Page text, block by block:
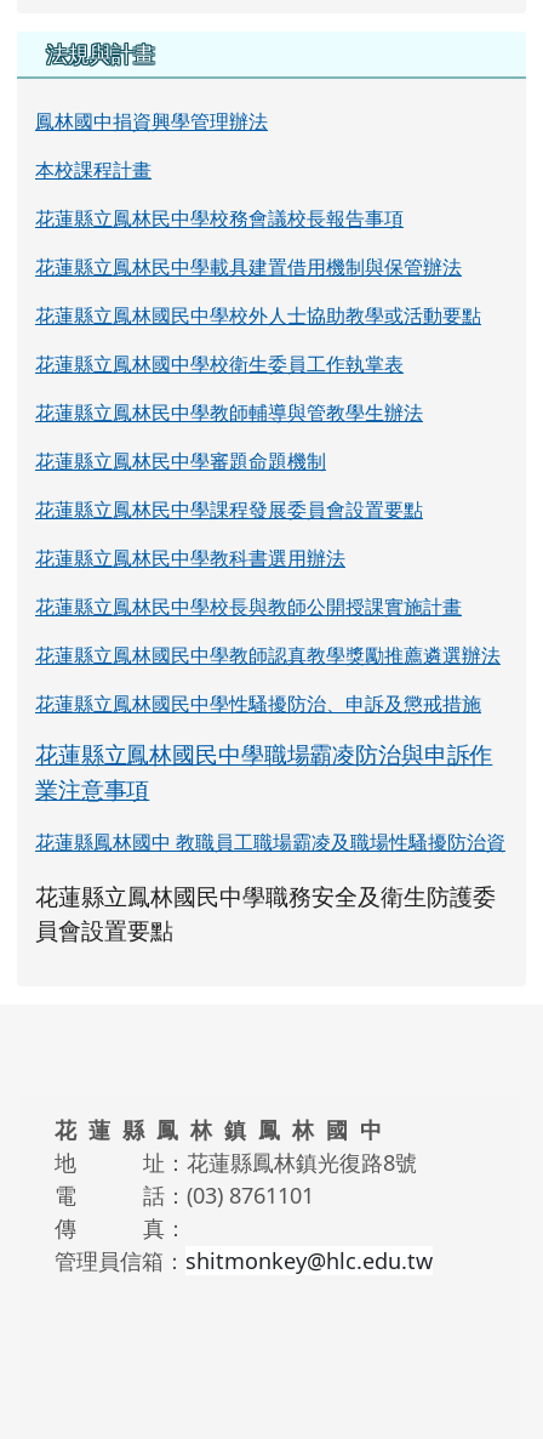
法規與計畫
鳳林國中捐資興學管理辦法
本校課程計畫
花蓮縣立鳳林民中學校務會議校長報告事項
花蓮縣立鳳林民中學載具建置借用機制與保管辦法
花蓮縣立鳳林國民中學校外人士協助教學或活動要點
花蓮縣立鳳林國中學校衛生委員工作執掌表
花蓮縣立鳳林民中學教師輔導與管教學生辦法
花蓮縣立鳳林民中學審題命題機制
花蓮縣立鳳林民中學課程發展委員會設置要點
花蓮縣立鳳林民中學教科書選用辦法
花蓮縣立鳳林民中學校長與教師公開授課實施計畫
花蓮縣立鳳林國民中學教師認真教學獎勵推薦遴選辦法
花蓮縣立鳳林國民中學性騷擾防治、申訴及懲戒措施
花蓮縣立鳳林國民中學職場霸凌防治與申訴作
業注意事項
花蓮縣鳳林國中 教職員工職場霸凌及職場性騷擾防治資
link to https://www.fles.hlc.edu.tw/uploads/tad_blocks/file/
花蓮縣立鳳林國民中學職務安全及衛生防護委
員會設置要點花蓮縣立鳳林國民中學職務安全及衛生防
花蓮縣立鳳林國民中學職務安全及衛生防
link to https://www.fles.hlc.edu.tw/uploads/
link to https://www.fles.hlc.edu.tw/uploads/
花 蓮 縣 鳳 林 鎮 鳳 林 國 中
地 址：花蓮縣鳳林鎮光復路8號
電 話：(03) 8761101
傳 真：
管理員信箱： shitmonkey@hlc.edu.tw